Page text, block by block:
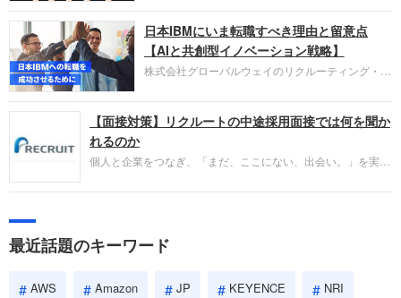
圧倒的な存在感を持つAmazon。中途採用面接では
過去の具体的な業務成果やリーダーシップの発揮、
失敗からの学びが重視され、人間性やカルチャーフ
ィットも評価対象となり、長期的に成長できる仲間
であるかを多角的に審査されます。
日本IBMにいま転職すべき理由と留意点
【AIと共創型イノベーション戦略】
株式会社グローバルウェイのリクルーティング・パ
パーソンが利用する企業口コミサイト「キャリコ
ネ」の転職エージェントがお勧めするイチオシ企業
IBMです。採用面接対策の企業研究にご活用くださ
い。
【面接対策】リクルートの中途採用面接では何を聞か
れるのか
個人と企業をつなぎ、「まだ、ここにない、出会い。」を実現
やこれまでの成果を具体的に問われるほか、「人間性」も評価
しょう。
最近話題のキーワード
AWS Amazon JP KEYENCE NRI